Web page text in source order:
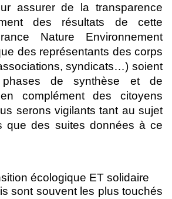
assurer de la transparence
des résultats de cette
Nature Environnement
des représentants des corps
syndicats…) soient
de synthèse et de
complément des citoyens
serons vigilants tant au sujet
que des suites données à ce
écologique ET solidaire
sont souvent les plus touchés